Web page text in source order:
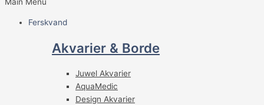
Ferskvand
Akvarier & Borde
Juwel Akvarier
AquaMedic
Design Akvarier